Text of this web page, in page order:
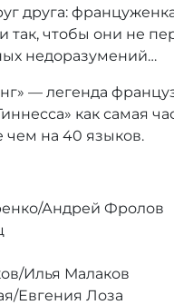
друга:
так, чтобы они не
недоразумений…
— легенда
как самая
чем на 40 языков.
Андрей Фролов
Илья Малаков
Евгения Лоза